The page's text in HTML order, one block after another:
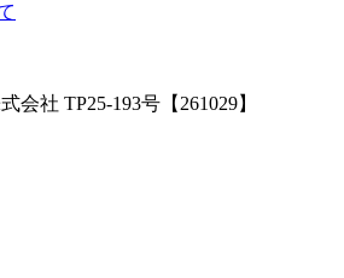
社 TP25-193号【261029】